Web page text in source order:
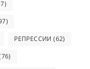
РЕПРЕССИИ (62)